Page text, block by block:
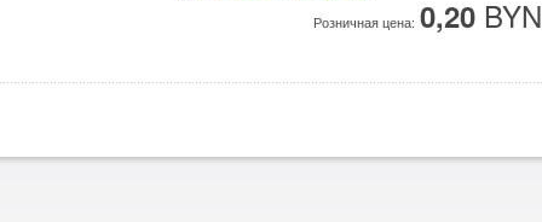
Розничная цена: 0,20 BYN